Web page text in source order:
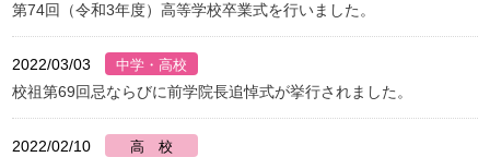
第74回（令和3年度）高等学校卒業式を行いました。
2022/03/03
校祖第69回忌ならびに前学院長追悼式が挙行されました。
2022/02/10